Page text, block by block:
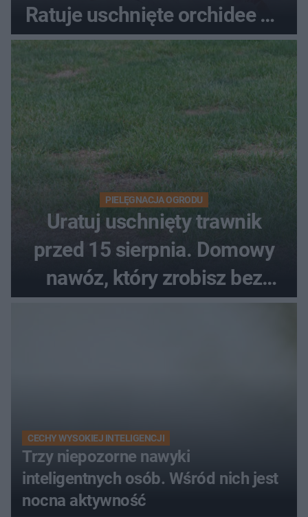
Ratuje uschnięte orchidee po
upałach
PIELĘGNACJA OGRODU
Uratuj uschnięty trawnik
przed 15 sierpnia. Domowy
nawóz, który zrobisz bez
CECHY WYSOKIEJ INTELIGENCJI
Trzy niepozorne nawyki
inteligentnych osób. Wśród nich jest
nocna aktywność